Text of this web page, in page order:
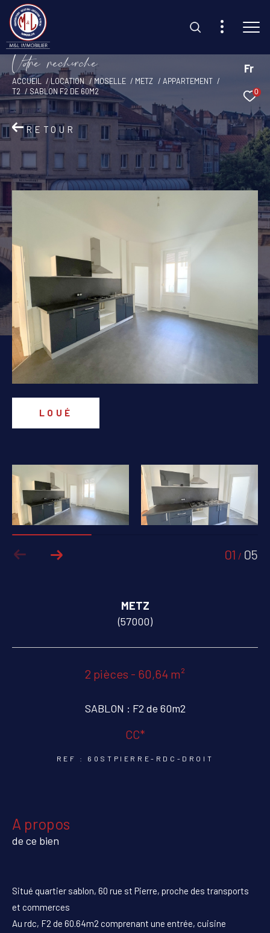
Fr
0
Vore recece
ACCUEIL LOCATION MOSELLE METZ
APPARTEMENT
T2
SABLON F2 DE 60M2
RETOUR
LOUÉ
01 / 05
METZ
(57000)
2 pièces - 60,64 m²
SABLON : F2 de 60m2
CC*
REF : 60STPIERRE-RDC-DROIT
a propos
de ce bien
Situé quartier sablon, 60 rue st Pierre, proche des transports
et commerces
Au rdc, F2 de 60.64m2 comprenant une entrée, cuisine
Effectuer une recherche
et trouvez le bien qui correspond à vos critères
Type d'offre
Location
PIÈCES
2 3 4
Localisation
PARKING TERRASSE PISCINE
FILTRER PAR
NOUVEAUTÉS